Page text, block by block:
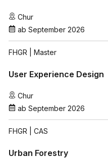
Chur
ab September 2026
FHGR | Master
User Experience Design
Chur
ab September 2026
FHGR | CAS
Urban Forestry